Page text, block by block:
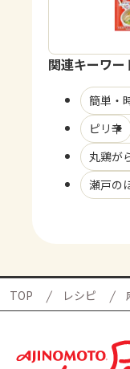
関連キーワー
簡単・
ピリ辛
丸鶏が
瀬戸の
TOP レシピ